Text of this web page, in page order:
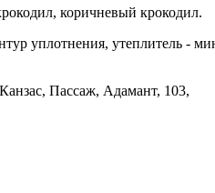
коричневый крокодил.
уплотнения, утеплитель -
Пассаж, Адамант, 103,